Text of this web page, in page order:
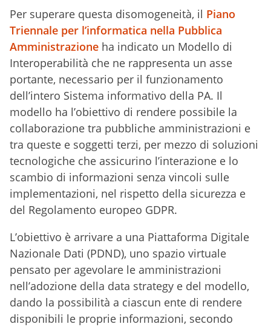
Per superare questa disomogeneità, il Piano
Triennale per l’informatica nella Pubblica
Amministrazione ha indicato un Modello di
Interoperabilità che ne rappresenta un asse
portante, necessario per il funzionamento
dell’intero Sistema informativo della PA. Il
modello ha l’obiettivo di rendere possibile la
collaborazione tra pubbliche amministrazioni e
tra queste e soggetti terzi, per mezzo di soluzioni
tecnologiche che assicurino l’interazione e lo
scambio di informazioni senza vincoli sulle
implementazioni, nel rispetto della sicurezza e
del Regolamento europeo GDPR.
L’obiettivo è arrivare a una Piattaforma Digitale
Nazionale Dati (PDND), uno spazio virtuale
pensato per agevolare le amministrazioni
nell’adozione della data strategy e del modello,
dando la possibilità a ciascun ente di rendere
disponibili le proprie informazioni, secondo